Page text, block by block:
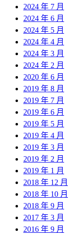
2024 年 7 月
2024 年 6 月
2024 年 5 月
2024 年 4 月
2024 年 3 月
2024 年 2 月
2020 年 6 月
2019 年 8 月
2019 年 7 月
2019 年 6 月
2019 年 5 月
2019 年 4 月
2019 年 3 月
2019 年 2 月
2019 年 1 月
2018 年 12 月
2018 年 10 月
2018 年 9 月
2017 年 3 月
2016 年 9 月